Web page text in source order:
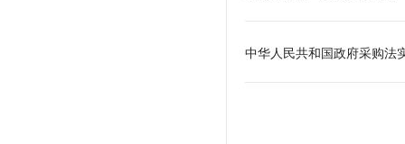
中华人民共和国政府采购法